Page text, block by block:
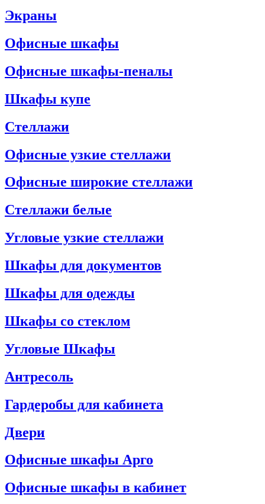
Экраны
Офисные шкафы
Офисные шкафы-пеналы
Шкафы купе
Стеллажи
Офисные узкие стеллажи
Офисные широкие стеллажи
Стеллажи белые
Угловые узкие стеллажи
Шкафы для документов
Шкафы для одежды
Шкафы со стеклом
Угловые Шкафы
Антресоль
Гардеробы для кабинета
Двери
Офисные шкафы Арго
Офисные шкафы в кабинет